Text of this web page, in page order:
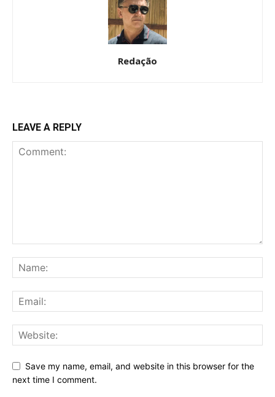
Redação
LEAVE A REPLY
Save my name, email, and website in this browser for the
next time I comment.